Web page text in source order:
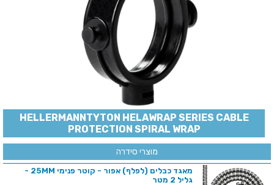
HELLERMANNTYTON HELAWRAP SERIES CABLE
PROTECTION SPIRAL WRAP
מוצרי סידרה
מאגד כבלים (לפלף) אפור - קוטר פנימי 25MM -
גליל 2 מטר